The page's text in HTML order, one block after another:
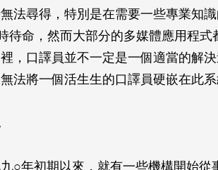
法尋得，特別是在需要一些專業知
待命，然而大部分的多媒體應用程
，口譯員並不一定是一個適當的解
法將一個活生生的口譯員硬嵌在此系
○年初期以來，就有一些機構開始